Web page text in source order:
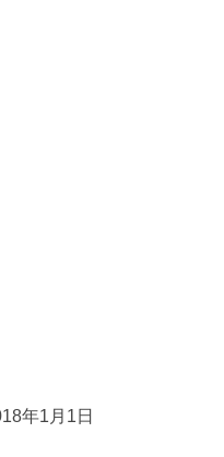
年1月1日